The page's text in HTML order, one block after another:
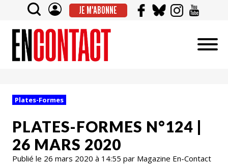
JE M'ABONNE
Plates-Formes
PLATES-FORMES N°124 |
26 MARS 2020
Publié le 26 mars 2020 à 14:55 par Magazine En-Contact